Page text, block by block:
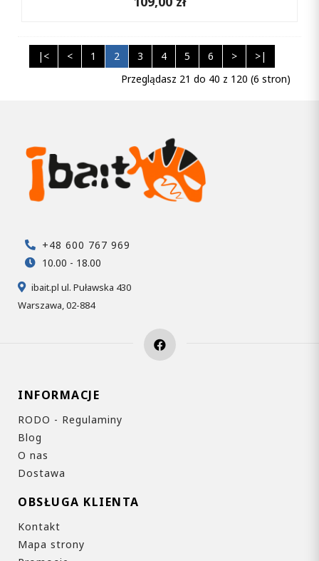
|< < 1 2 3 4 5 6 >
>|
Przeglądasz 21 do 40 z 120 (6 stron)
+48 600 767 969
10.00 - 18.00
ibait.pl ul. Puławska 430
Warszawa, 02-884
INFORMACJE
RODO - Regulaminy
Blog
O nas
Dostawa
OBSŁUGA KLIENTA
Kontakt
Mapa strony